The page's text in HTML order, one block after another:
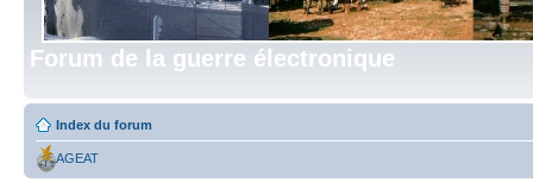
Forum de la guerre électronique
Index du forum
AGEAT